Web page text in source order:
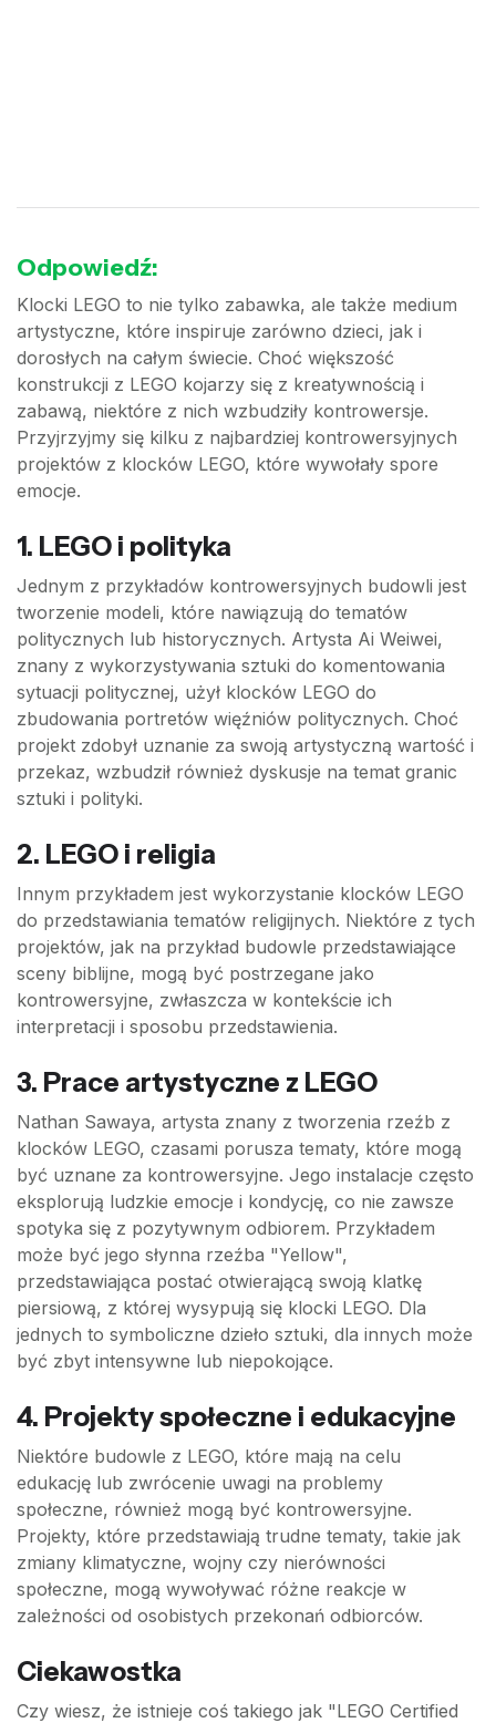
Odpowiedź:
Klocki LEGO to nie tylko zabawka, ale także medium
artystyczne, które inspiruje zarówno dzieci, jak i
dorosłych na całym świecie. Choć większość
konstrukcji z LEGO kojarzy się z kreatywnością i
zabawą, niektóre z nich wzbudziły kontrowersje.
Przyjrzyjmy się kilku z najbardziej kontrowersyjnych
projektów z klocków LEGO, które wywołały spore
emocje.
1. LEGO i polityka
Jednym z przykładów kontrowersyjnych budowli jest
tworzenie modeli, które nawiązują do tematów
politycznych lub historycznych. Artysta Ai Weiwei,
znany z wykorzystywania sztuki do komentowania
sytuacji politycznej, użył klocków LEGO do
zbudowania portretów więźniów politycznych. Choć
projekt zdobył uznanie za swoją artystyczną wartość i
przekaz, wzbudził również dyskusje na temat granic
sztuki i polityki.
2. LEGO i religia
Innym przykładem jest wykorzystanie klocków LEGO
do przedstawiania tematów religijnych. Niektóre z tych
projektów, jak na przykład budowle przedstawiające
sceny biblijne, mogą być postrzegane jako
kontrowersyjne, zwłaszcza w kontekście ich
interpretacji i sposobu przedstawienia.
3. Prace artystyczne z LEGO
Nathan Sawaya, artysta znany z tworzenia rzeźb z
klocków LEGO, czasami porusza tematy, które mogą
być uznane za kontrowersyjne. Jego instalacje często
eksplorują ludzkie emocje i kondycję, co nie zawsze
spotyka się z pozytywnym odbiorem. Przykładem
może być jego słynna rzeźba "Yellow",
przedstawiająca postać otwierającą swoją klatkę
piersiową, z której wysypują się klocki LEGO. Dla
jednych to symboliczne dzieło sztuki, dla innych może
być zbyt intensywne lub niepokojące.
4. Projekty społeczne i edukacyjne
Niektóre budowle z LEGO, które mają na celu
edukację lub zwrócenie uwagi na problemy
społeczne, również mogą być kontrowersyjne.
Projekty, które przedstawiają trudne tematy, takie jak
zmiany klimatyczne, wojny czy nierówności
społeczne, mogą wywoływać różne reakcje w
zależności od osobistych przekonań odbiorców.
Ciekawostka
Czy wiesz, że istnieje coś takiego jak "LEGO Certified